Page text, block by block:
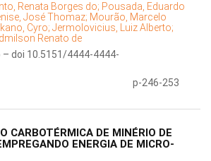
Renata Borges do; Pousada, Eduardo
José Thomaz; Mourão, Marcelo
Cyro; Jermolovicius, Luiz Alberto;
Renato de
doi 10.5151/4444-4444-
p-246-253
CARBOTÉRMICA DE MINÉRIO DE
ENERGIA DE MICRO-